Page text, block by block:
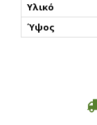
Υλικό
Ύψος